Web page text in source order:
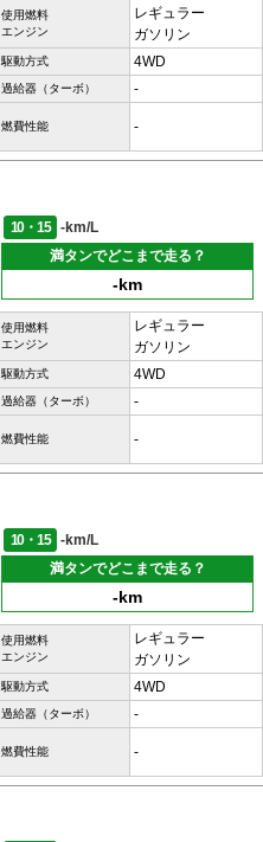
使用燃料
エンジン
レギュラー
ガソリン
駆動方式 4WD
過給器（ターボ） -
燃費性能 -
10・15
-km/L
満タンでどこまで走る？
-km
使用燃料
エンジン
レギュラー
ガソリン
駆動方式 4WD
過給器（ターボ） -
燃費性能 -
10・15
-km/L
満タンでどこまで走る？
-km
使用燃料
エンジン
レギュラー
ガソリン
駆動方式 4WD
過給器（ターボ） -
燃費性能 -